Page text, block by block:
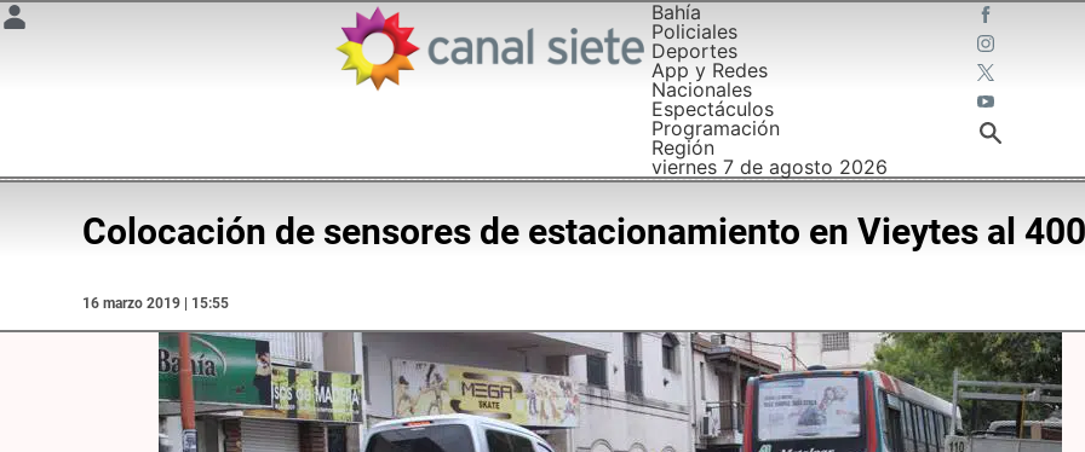
Bahía
Policiales
Deportes
App y Redes
Nacionales
Espectáculos
Programación
Región
viernes 7 de agosto 2026
Colocación de sensores de estacionamiento en Vieytes al
16 marzo 2019 | 15:55